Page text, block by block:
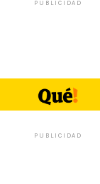
PUBLICIDAD
PUBLICIDAD